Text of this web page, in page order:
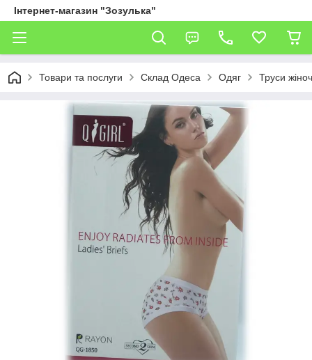
Інтернет-магазин "Зозулька"
Товари та послуги Склад Одеса Одяг Труси